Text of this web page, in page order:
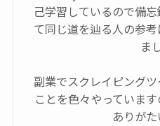
己学習しているので備
て同じ道を辿る人の参
ま
副業でスクレイピング
ことを色々やっていま
ありがた